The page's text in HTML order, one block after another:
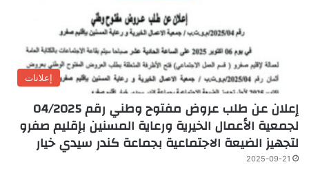
إعلانات
إعلان عن طلب عروض مفتوح وطني رقم 04/2025
لجمعية الأعمال الخيرية ورعاية المسنين بإقليم صفرو
لتجهيز الضيعة الاجتماعية بجماعة كندر سيدي خيار
2025-09-21